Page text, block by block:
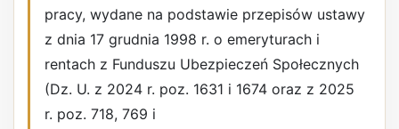
pracy, wydane na podstawie przepisów ustawy
z dnia 17 grudnia 1998 r. o emeryturach i
rentach z Funduszu Ubezpieczeń Społecznych
(Dz. U. z 2024 r. poz. 1631 i 1674 oraz z 2025
r. poz. 718, 769 i